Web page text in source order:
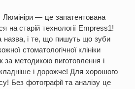
Люмініри — це запатентована
на старій технології Empress1!
назва, і те, що пишуть що зуби
стоматологічної клініки
за методикою виготовлення і
і дорожче! Для хорошого
Без фотографії та аналізу це